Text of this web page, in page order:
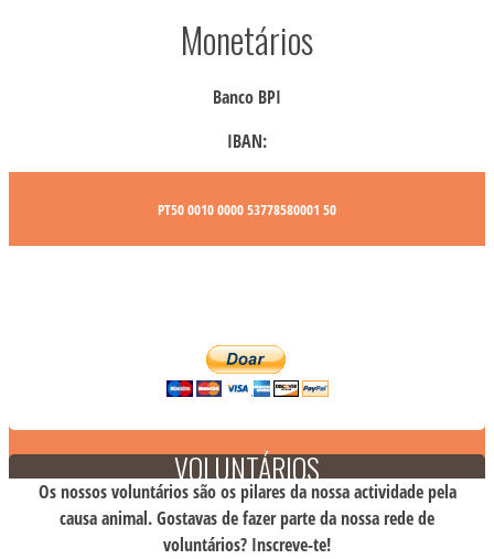
Monetários
Banco BPI
IBAN:
PT50 0010 0000 53778580001 50
VOLUNTÁRIOS
Os nossos voluntários são os pilares da nossa actividade pela
causa animal. Gostavas de fazer parte da nossa rede de
voluntários? Inscreve-te!